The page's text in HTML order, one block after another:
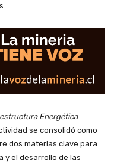
Energética
se consolidó como
dos materias clave para
y el desarrollo de las